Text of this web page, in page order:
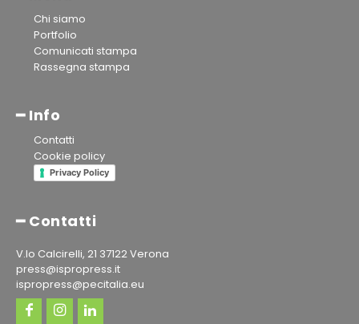
Chi siamo
Portfolio
Comunicati stampa
Rassegna stampa
━ Info
Contatti
Cookie policy
Privacy Policy
━ Contatti
V.lo Calcirelli, 21 37122 Verona
press@ispropress.it
ispropress@pecitalia.eu